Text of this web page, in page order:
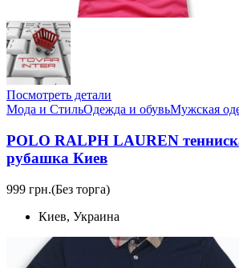
Посмотреть детали
Мода и СтильОдежда и обувьМужская
POLO RALPH LAUREN
рубашка Киев
999 грн.(Без торга)
Киев, Украина